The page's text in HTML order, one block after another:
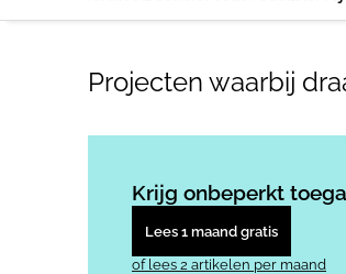
Projecten waarbij
Krijg onbeperkt
Lees 1 maand gratis
of lees 2 artikelen per maand